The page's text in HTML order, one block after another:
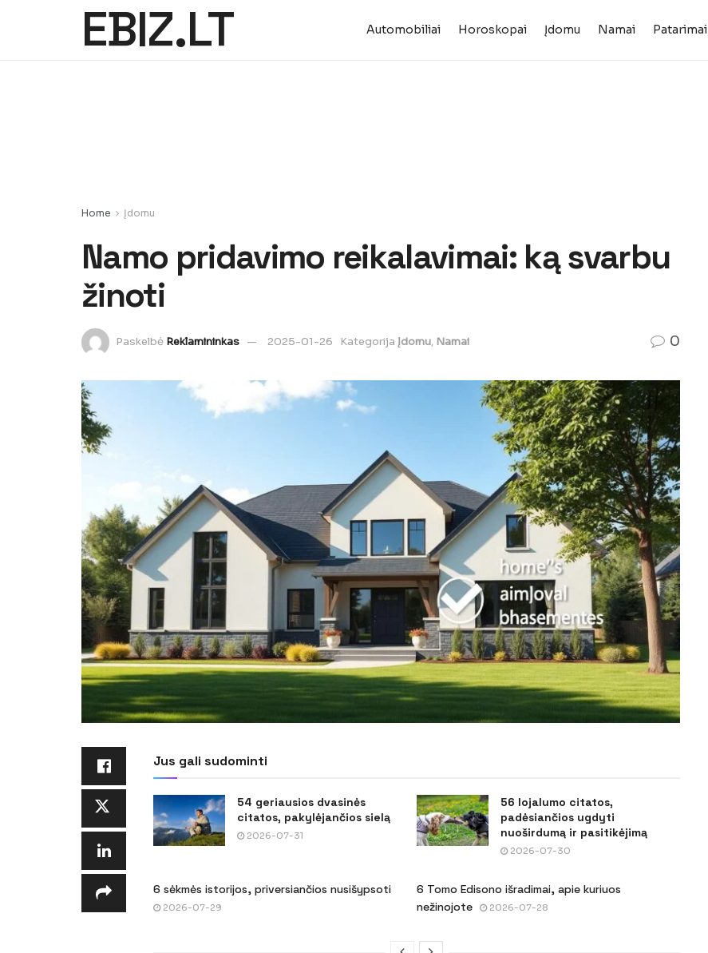
EBIZ.LT Automobiliai Horoskopai Įdomu Namai Patarimai
Home Įdomu
Namo pridavimo reikalavimai: ką svarbu
žinoti
Paskelbė Reklamininkas 2025-01-26 Kategorija Įdomu, Namai 0
Jus gali sudominti
54 geriausios dvasinės
citatos, pakylėjančios sielą
2026-07-31
56 lojalumo citatos,
padėsiančios ugdyti
nuoširdumą ir pasitikėjimą
2026-07-30
6 sėkmės istorijos, priversiančios nusišypsoti
2026-07-29
6 Tomo Edisono išradimai, apie kuriuos
nežinojote
2026-07-28